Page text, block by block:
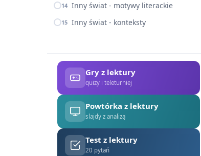
14 Inny świat - motywy literackie
15 Inny świat - konteksty
Gry z lektury
quizy i teleturniej
Powtórka z lektury
slajdy z analizą
Test z lektury
20 pytań